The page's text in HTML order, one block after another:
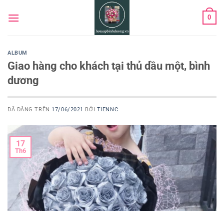
đến
0
ALBUM
Giao hàng cho khách tại thủ dầu một, bình
dương
ĐÃ ĐĂNG TRÊN 17/06/2021 BỞI TIENNC
17
Th6